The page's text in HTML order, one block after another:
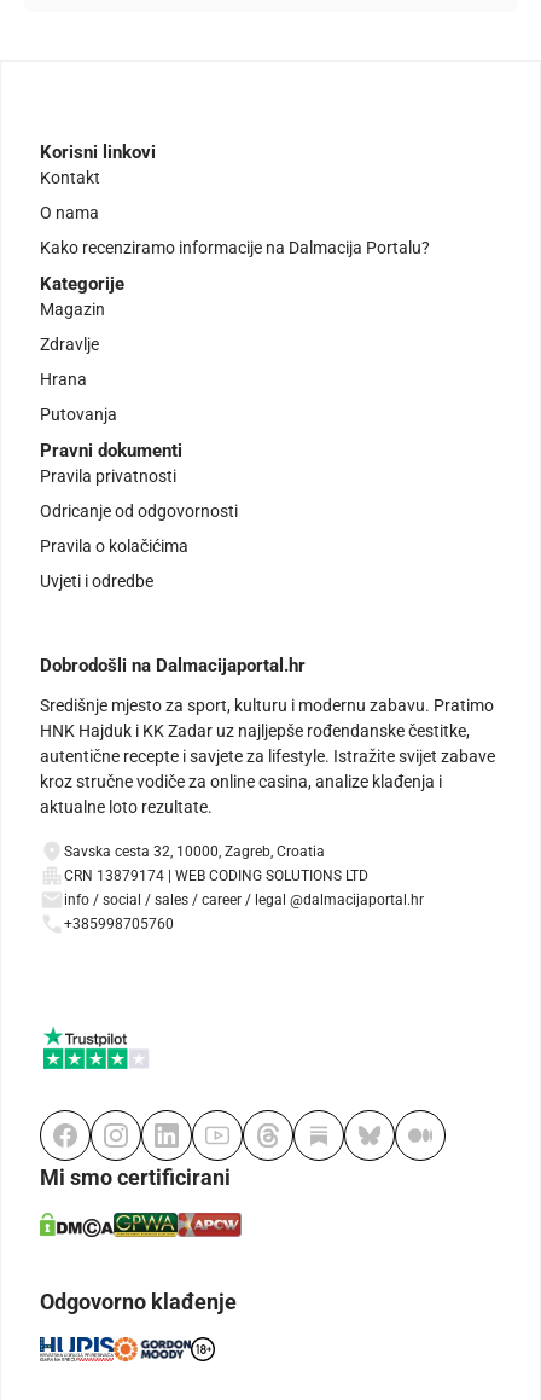
Korisni linkovi
Kontakt
O nama
Kako recenziramo informacije na Dalmacija Portalu?
Kategorije
Magazin
Zdravlje
Hrana
Putovanja
Pravni dokumenti
Pravila privatnosti
Odricanje od odgovornosti
Pravila o kolačićima
Uvjeti i odredbe
Dobrodošli na Dalmacijaportal.hr
Središnje mjesto za sport, kulturu i modernu zabavu. Pratimo
HNK Hajduk i KK Zadar uz najljepše rođendanske čestitke,
autentične recepte i savjete za lifestyle. Istražite svijet zabave
kroz stručne vodiče za online casina, analize klađenja i
aktualne loto rezultate.
Savska cesta 32, 10000, Zagreb, Croatia
CRN 13879174 | WEB CODING SOLUTIONS LTD
info / social / sales / career / legal @dalmacijaportal.hr
+385998705760
Mi smo certificirani
Odgovorno klađenje